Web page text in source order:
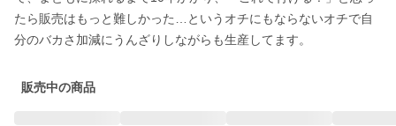
たら販売はもっと難しかった…というオチにもならないオチで自
分のバカさ加減にうんざりしながらも生産してます。
販売中の商品